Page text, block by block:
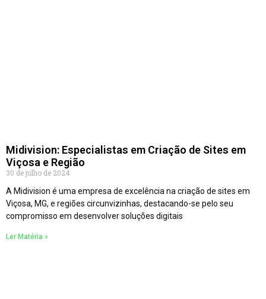
Midivision: Especialistas em Criação de Sites em
Viçosa e Região
30 de julho de 2024
A Midivision é uma empresa de excelência na criação de sites em
Viçosa, MG, e regiões circunvizinhas, destacando-se pelo seu
compromisso em desenvolver soluções digitais
Ler Matéria »